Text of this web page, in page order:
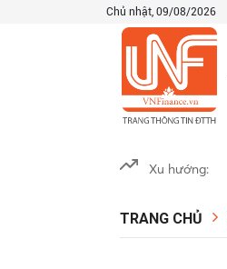
Chủ nhật, 09/08/2026
Xu hướng:
TRANG CHỦ